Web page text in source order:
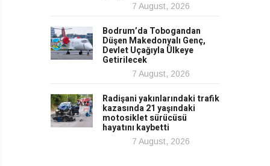
7 August, 2026
Bodrum’da Tobogandan
Düşen Makedonyalı Genç,
Devlet Uçağıyla Ülkeye
Getirilecek
7 August, 2026
Radişani yakınlarındaki trafik
kazasında 21 yaşındaki
motosiklet sürücüsü
hayatını kaybetti
7 August, 2026